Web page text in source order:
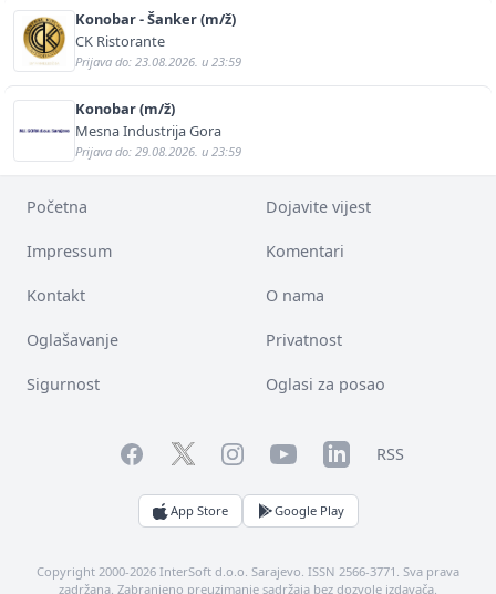
Konobar - Šanker (m/ž)
CK Ristorante
Prijava do: 23.08.2026. u 23:59
Konobar (m/ž)
Mesna Industrija Gora
Prijava do: 29.08.2026. u 23:59
Početna Dojavite vijest
Impressum Komentari
Kontakt O nama
Oglašavanje Privatnost
Sigurnost Oglasi za posao
FacebookTwitterInstagramYouTubeLinkedInRSS
App Store Google Play
Copyright 2000-2026 InterSoft d.o.o. Sarajevo. ISSN 2566-3771. Sva prava
zadržana. Zabranjeno preuzimanje sadržaja bez dozvole izdavača.